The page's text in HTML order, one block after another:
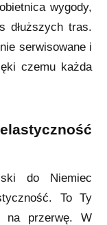
wygody,
dłuższych tras.
serwisowane i
czemu każda
do Niemiec
To Ty
na przerwę. W